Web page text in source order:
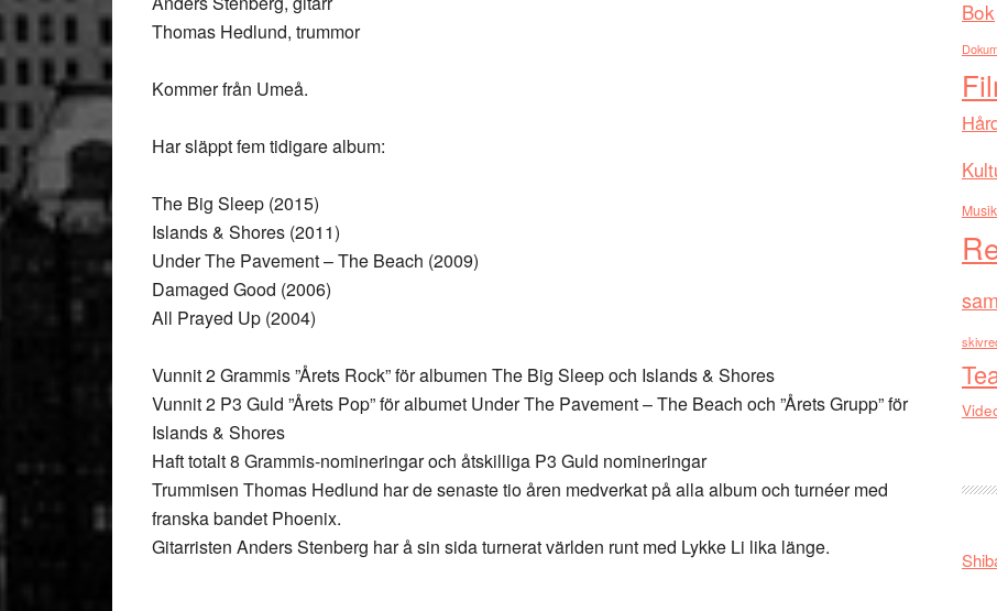
Thomas Hedlund, trummor
Kommer från Umeå.
Har släppt fem tidigare album:
The Big Sleep (2015)
Islands & Shores (2011)
Under The Pavement – The Beach (2009)
Damaged Good (2006)
All Prayed Up (2004)
Vunnit 2 Grammis ”Årets Rock” för albumen The Big Sleep och Islands & Shores
Vunnit 2 P3 Guld ”Årets Pop” för albumet Under The Pavement – The Beach och ”Årets Grupp” för
Islands & Shores
Haft totalt 8 Grammis-nomineringar och åtskilliga P3 Guld nomineringar
Trummisen Thomas Hedlund har de senaste tio åren medverkat på alla album och turnéer med
franska bandet Phoenix.
Gitarristen Anders Stenberg har å sin sida turnerat världen runt med Lykke Li lika länge.
Bok